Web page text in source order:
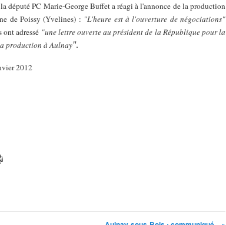
député PC Marie-George Buffet a réagi à l'annonce de la production
de Poissy (Yvelines) : "L'heure est à l'ouverture de négociations"
adressé "une lettre ouverte au président de la République pour la
production à Aulnay".
2012